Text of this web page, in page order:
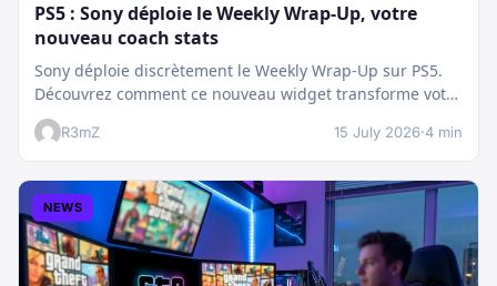
PS5 : Sony déploie le Weekly Wrap-Up, votre
nouveau coach stats
Sony déploie discrètement le Weekly Wrap-Up sur PS5.
Découvrez comment ce nouveau widget transforme votre
dashboard et booste votre suivi…
R3mZ 15 July 2026·4 min
NEWS